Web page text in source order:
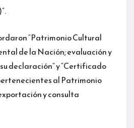
“Patrimonio Cultural
de la Nación; evaluación y
declaración” y “Certificado
al Patrimonio
y consulta